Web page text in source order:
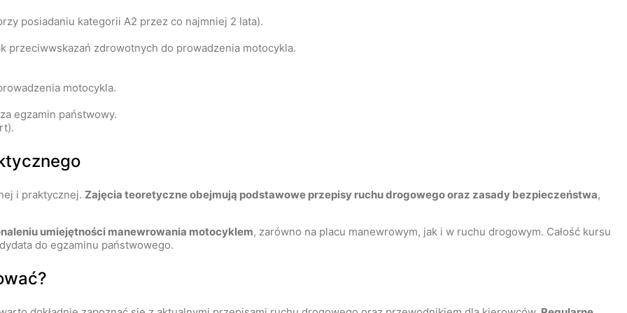
posiadaniu kategorii A2 przez co najmniej 2 lata).
przeciwwskazań zdrowotnych do prowadzenia motocykla.
motocykla.
egzamin państwowy.
i praktycznej. Zajęcia teoretyczne obejmują podstawowe przepisy ruchu drogowego oraz zasady bezpieczeństwa,
umiejętności manewrowania motocyklem, zarówno na placu manewrowym, jak i w ruchu drogowym. Całość kursu
do egzaminu państwowego.